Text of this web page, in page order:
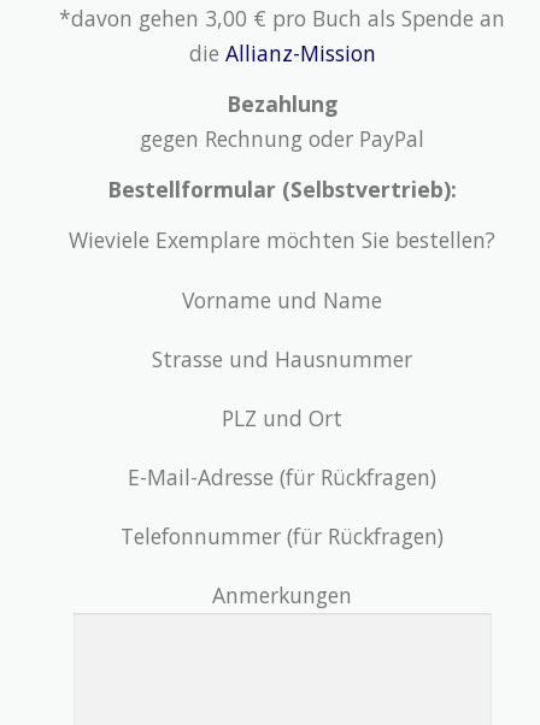
*davon gehen 3,00 € pro Buch als Spende an
die Allianz-Mission
Bezahlung
gegen Rechnung oder PayPal
Bestellformular (Selbstvertrieb):
Wieviele Exemplare möchten Sie bestellen?
Vorname und Name
Strasse und Hausnummer
PLZ und Ort
E-Mail-Adresse (für Rückfragen)
Telefonnummer (für Rückfragen)
Anmerkungen